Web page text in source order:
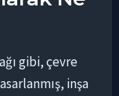
gibi, çevre
inşa